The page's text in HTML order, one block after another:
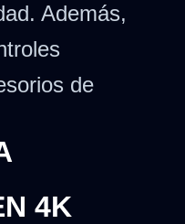
Además,
de
4K